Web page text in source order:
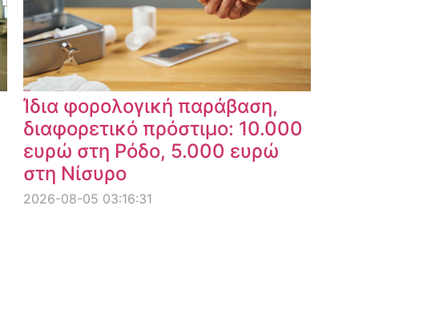
Ίδια φορολογική παράβαση,
διαφορετικό πρόστιμο: 10.000
ευρώ στη Ρόδο, 5.000 ευρώ
στη Νίσυρο
2026-08-05 03:16:31